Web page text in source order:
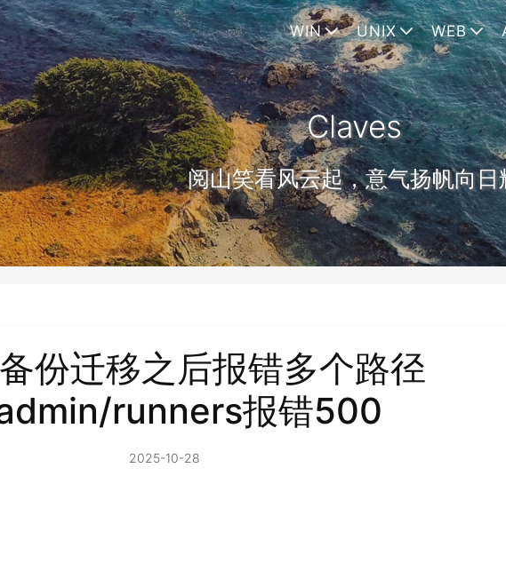
WIN UNIX WEB
Claves
阅山笑看风云起，意气扬帆向日
份迁移之后报错多个路径
runners报错500
2025-10-28